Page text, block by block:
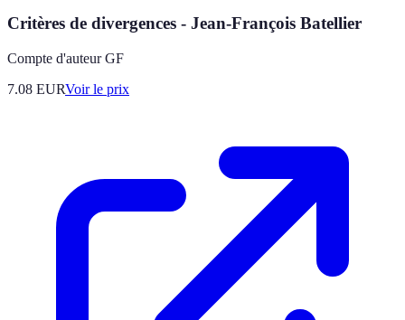
Critères de divergences - Jean-François Batellier
Compte d'auteur GF
7.08 EURVoir le prix